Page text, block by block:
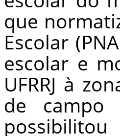
que
Escolar
escolar e
UFRRJ à
de campo